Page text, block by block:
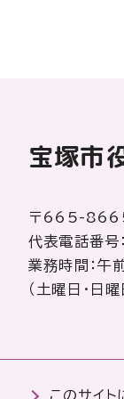
宝塚市
〒665-
代表電話番
業務時間：午
（土曜日・日
このサイト